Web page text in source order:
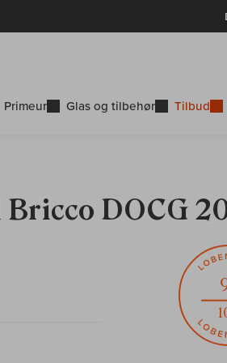
Primeur Glas og tilbehør Tilbud
DOCG